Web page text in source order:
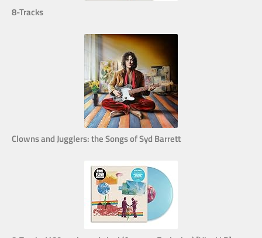
8-Tracks
Clowns and Jugglers: the Songs of Syd Barrett